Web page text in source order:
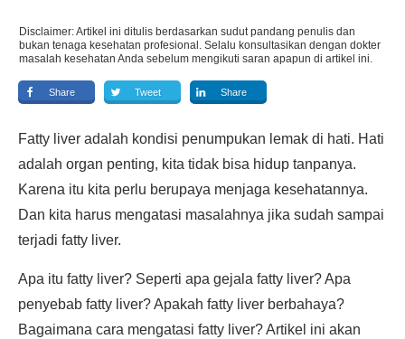
Disclaimer: Artikel ini ditulis berdasarkan sudut pandang penulis dan
bukan tenaga kesehatan profesional. Selalu konsultasikan dengan dokter
masalah kesehatan Anda sebelum mengikuti saran apapun di artikel ini.
Share Tweet Share
Fatty liver adalah kondisi penumpukan lemak di hati. Hati
adalah organ penting, kita tidak bisa hidup tanpanya.
Karena itu kita perlu berupaya menjaga kesehatannya.
Dan kita harus mengatasi masalahnya jika sudah sampai
terjadi fatty liver.
Apa itu fatty liver? Seperti apa gejala fatty liver? Apa
penyebab fatty liver? Apakah fatty liver berbahaya?
Bagaimana cara mengatasi fatty liver? Artikel ini akan